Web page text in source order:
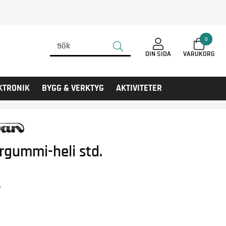
0
DIN SIDA
BYGG & VERKTYG AKTIVITETER
heli std.